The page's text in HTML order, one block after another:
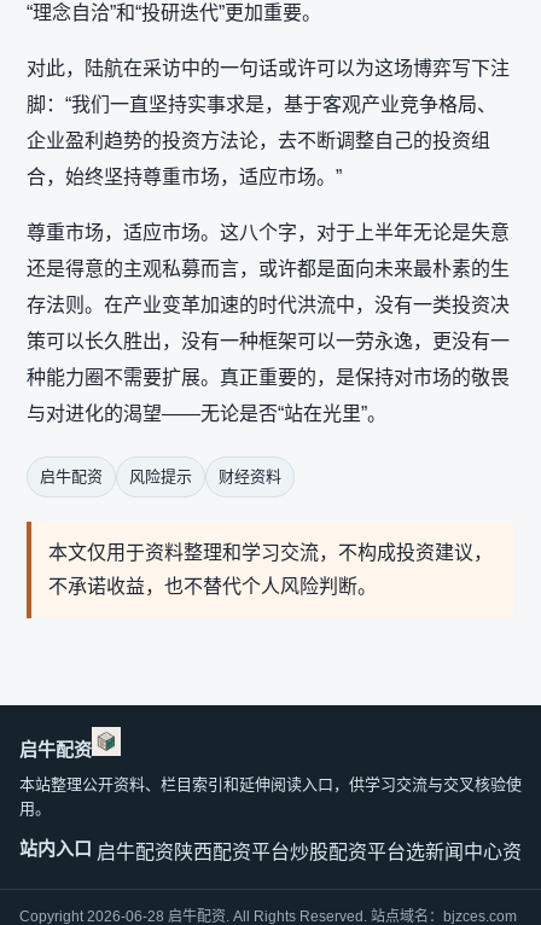
“理念自洽”和“投研迭代”更加重要。
对此，陆航在采访中的一句话或许可以为这场博弈写下注
脚：“我们一直坚持实事求是，基于客观产业竞争格局、
企业盈利趋势的投资方法论，去不断调整自己的投资组
合，始终坚持尊重市场，适应市场。”
尊重市场，适应市场。这八个字，对于上半年无论是失意
还是得意的主观私募而言，或许都是面向未来最朴素的生
存法则。在产业变革加速的时代洪流中，没有一类投资决
策可以长久胜出，没有一种框架可以一劳永逸，更没有一
种能力圈不需要扩展。真正重要的，是保持对市场的敬畏
与对进化的渴望——无论是否“站在光里”。
启牛配资 风险提示 财经资料
本文仅用于资料整理和学习交流，不构成投资建议，
不承诺收益，也不替代个人风险判断。
启牛配资
本站整理公开资料、栏目索引和延伸阅读入口，供学习交流与交叉核验使
用。
站内入口 启牛配资陕西配资平台炒股配资平台选新闻中心资
Copyright 2026-06-28 启牛配资. All Rights Reserved. 站点域名： bjzces.com